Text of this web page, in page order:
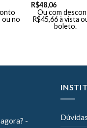
ou no
R$48,06
Ou com
R$45,66 à vista
boleto.
-